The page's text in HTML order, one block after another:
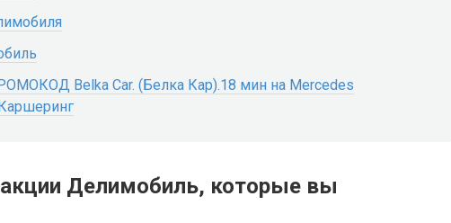
Belka Car. (Белка Кар).18 мин на Mercedes
Делимобиль, которые вы